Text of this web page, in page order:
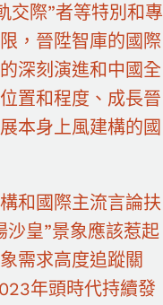
交際”者等特別和專
，晉陞智庫的國際
深刻演進和中國全
置和程度、成長晉
本身上風建構的國
和國際主流言論扶
皇”景象應該惹起
需求高度追蹤關
年頭時代持續發